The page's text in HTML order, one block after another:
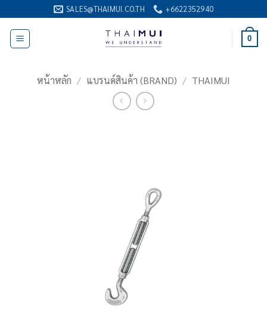
ไป
เนื้อหา
SALES@THAIMUI.CO.TH +6622352940
0
หน้าหลัก / แบรนด์สินค้า (BRAND) / THAIMUI